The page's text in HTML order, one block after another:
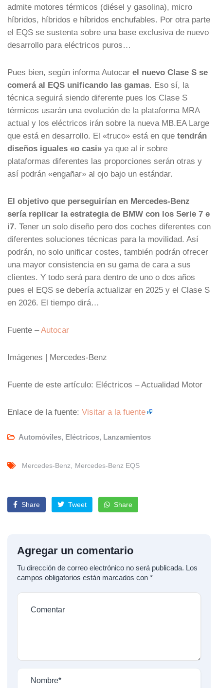
admite motores térmicos (diésel y gasolina), micro
híbridos, híbridos e híbridos enchufables. Por otra parte
el EQS se sustenta sobre una base exclusiva de nuevo
desarrollo para eléctricos puros…
Pues bien, según informa Autocar el nuevo Clase S se
comerá al EQS unificando las gamas. Eso sí, la
técnica seguirá siendo diferente pues los Clase S
térmicos usarán una evolución de la plataforma MRA
actual y los eléctricos irán sobre la nueva MB.EA Large
que está en desarrollo. El «truco» está en que tendrán
diseños iguales «o casi» ya que al ir sobre
plataformas diferentes las proporciones serán otras y
así podrán «engañar» al ojo bajo un estándar.
El objetivo que perseguirían en Mercedes-Benz
sería replicar la estrategia de BMW con los Serie 7 e
i7. Tener un solo diseño pero dos coches diferentes con
diferentes soluciones técnicas para la movilidad. Así
podrán, no solo unificar costes, también podrán ofrecer
una mayor consistencia en su gama de cara a sus
clientes. Y todo será para dentro de uno o dos años
pues el EQS se debería actualizar en 2025 y el Clase S
en 2026. El tiempo dirá…
Fuente –Autocar
Imágenes | Mercedes-Benz
Fuente de este artículo: Eléctricos – Actualidad Motor
Enlace de la fuente: Visitar a la fuente
Automóviles, Eléctricos, Lanzamientos
Mercedes-Benz Mercedes-Benz EQS
Share Tweet Share
Agregar un comentario
Tu dirección de correo electrónico no será publicada. Los
campos obligatorios están marcados con *